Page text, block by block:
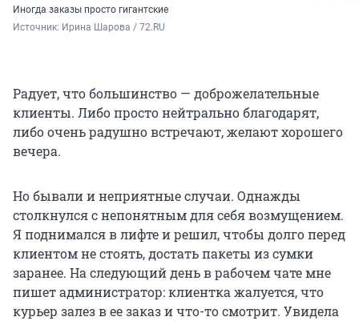
Иногда заказы просто гигантские
Источник: Ирина Шарова / 72.RU
Радует, что большинство — доброжелательные
клиенты. Либо просто нейтрально благодарят,
либо очень радушно встречают, желают хорошего
вечера.
Но бывали и неприятные случаи. Однажды
столкнулся с непонятным для себя возмущением.
Я поднимался в лифте и решил, чтобы долго перед
клиентом не стоять, достать пакеты из сумки
заранее. На следующий день в рабочем чате мне
пишет администратор: клиентка жалуется, что
курьер залез в ее заказ и что-то смотрит. Увидела